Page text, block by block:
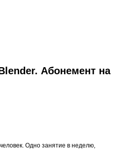
Абонемент на
Одно занятие в неделю,